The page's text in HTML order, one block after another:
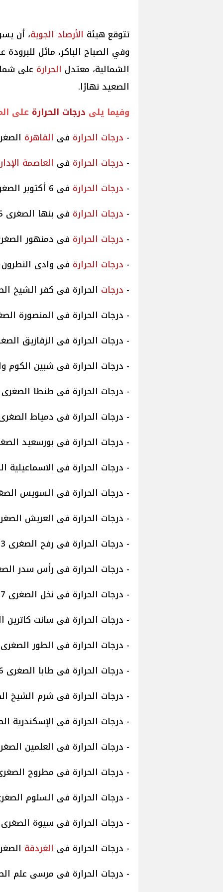
تتوقع هيئة الأرصاد الجوية، أن يسود
وفي الصباح الباكر، مائل
الشمالية، معتدل الحرارة على
الصعيد نهارًا.
وفيما يلى درجات الحرارة على
- درجات الحرارة فى القاهرة الصغرى 15
- درجات الحرارة فى العاصمة
- درجات الحرارة فى 6 أكتوبر الصغرى 14 والعظمى 23.
- درجات الحرارة فى بنها الصغرى 15 والعظمى 22.
- درجات الحرارة فى دمنهور الصغرى 15
- درجات الحرارة فى وادى النطرون الصغرى
- درجات الحرارة فى كفر الشيخ الصغرى 14
- درجات الحرارة فى المنصورة الصغرى 15
- درجات الحرارة فى الزقازيق الصغرى 15
- درجات الحرارة فى شبين الكوم والصغرى 15
- درجات الحرارة فى طنطا الصغرى 15 والعظمى
- درجات الحرارة فى دمياط الصغرى 16 والعظمى
- درجات الحرارة فى بورسعيد الصغرى 15
- درجات الحرارة فى الاسماعيلية الصغرى 15
- درجات الحرارة فى السويس الصغرى 14
- درجات الحرارة فى العريش الصغرى 14
- درجات الحرارة فى رفح الصغرى 13 والعظمى 20.
- درجات الحرارة فى رأس سدر الصغرى 14
- درجات الحرارة فى نخل الصغرى 07 العظمى 21.
- درجات الحرارة فى سانت كاترين الصغرى 06
- درجات الحرارة فى الطور الصغرى 15 والعظمى
- درجات الحرارة فى طابا الصغرى 16 والعظمى 23.
- درجات الحرارة فى شرم الشيخ الصغرى 19
- درجات الحرارة فى الإسكندرية الصغرى 14
- درجات الحرارة فى العلمين الصغرى 14
- درجات الحرارة فى مطروح الصغرى 15 والعظمى
- درجات الحرارة فى السلوم الصغرى 13
- درجات الحرارة فى سيوة الصغرى 12 والعظمى
- درجات الحرارة فى الغردقة الصغرى 18
- درجات الحرارة فى مرسى علم الصغرى 19